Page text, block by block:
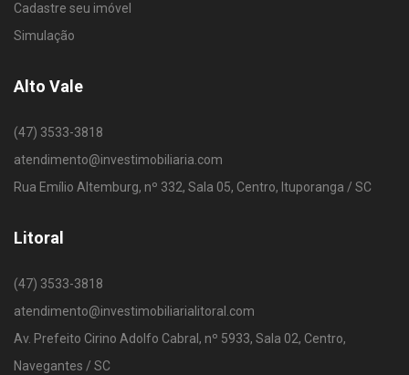
Cadastre seu imóvel
Simulação
Alto Vale
(47) 3533-3818
atendimento@investimobiliaria.com
Rua Emílio Altemburg, nº 332, Sala 05, Centro, Ituporanga / SC
Litoral
(47) 3533-3818
atendimento@investimobiliarialitoral.com
Av. Prefeito Cirino Adolfo Cabral, nº 5933, Sala 02, Centro,
Navegantes / SC